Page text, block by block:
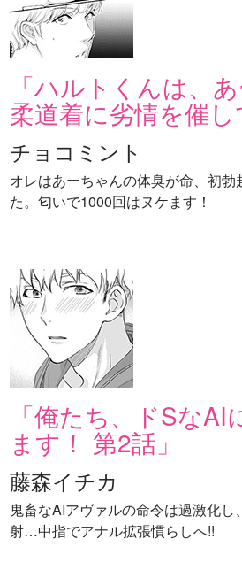
「ハルトくんは、
柔道着に劣情を催し
チョコミント
オレはあーちゃんの体臭が命、初勃
た。匂いで1000回はヌケます！
「俺たち、ドSなAI
ます！ 第2話」
藤森イチカ
鬼畜なAIアヴァルの命令は過激化し
射…中指でアナル拡張慣らしへ!!